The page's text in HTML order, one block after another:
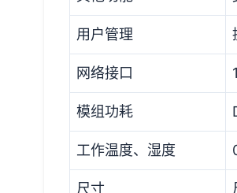
用户管理
网络接口
模组功耗
工作温度、湿度
尺寸